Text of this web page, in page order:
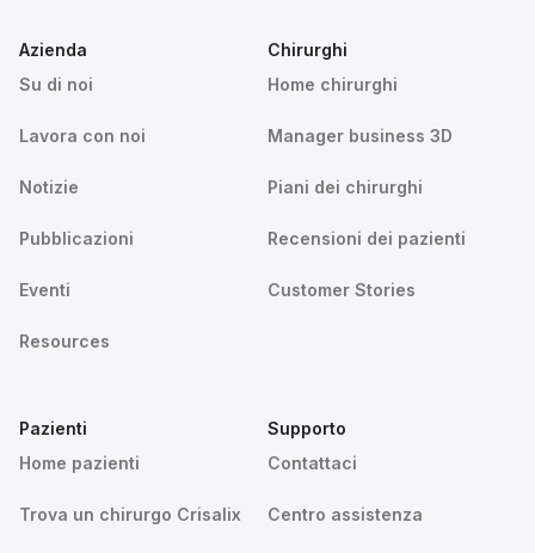
Azienda
Su di noi
Lavora con noi
Notizie
Pubblicazioni
Eventi
Resources
Chirurghi
Home chirurghi
Manager business 3D
Piani dei chirurghi
Recensioni dei pazienti
Customer Stories
Pazienti
Home pazienti
Trova un chirurgo Crisalix
Supporto
Contattaci
Centro assistenza